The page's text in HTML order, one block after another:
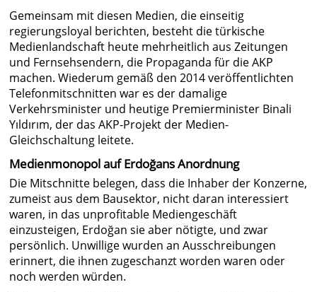
Gemeinsam mit diesen Medien, die einseitig
regierungsloyal berichten, besteht die türkische
Medienlandschaft heute mehrheitlich aus Zeitungen
und Fernsehsendern, die Propaganda für die AKP
machen. Wiederum gemäß den 2014 veröffentlichten
Telefonmitschnitten war es der damalige
Verkehrsminister und heutige Premierminister Binali
Yıldırım, der das AKP-Projekt der Medien-
Gleichschaltung leitete.
Medienmonopol auf Erdoğans Anordnung
Die Mitschnitte belegen, dass die Inhaber der Konzerne,
zumeist aus dem Bausektor, nicht daran interessiert
waren, in das unprofitable Mediengeschäft
einzusteigen, Erdoğan sie aber nötigte, und zwar
persönlich. Unwillige wurden an Ausschreibungen
erinnert, die ihnen zugeschanzt worden waren oder
noch werden würden.